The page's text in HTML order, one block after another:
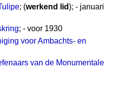
; (werkend lid); - januari
; - voor 1930
voor Ambachts- en
van de Monumentale